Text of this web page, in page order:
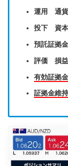
運用 通貨
投下 資本
預託証拠金
評価 損益
有効証拠金
証拠金維